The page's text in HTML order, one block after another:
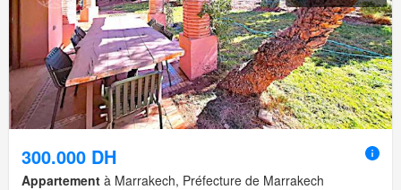
300.000 DH
Appartement à Marrakech, Préfecture de Marrakech